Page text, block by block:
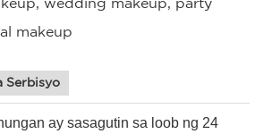
wedding makeup, party
makeup
Serbisyo
ay sasagutin sa loob ng 24